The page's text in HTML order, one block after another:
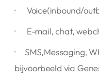
· Voice(inbound/
· E-mail, chat,
· SMS,Messaging,
bijvoorbeeld via